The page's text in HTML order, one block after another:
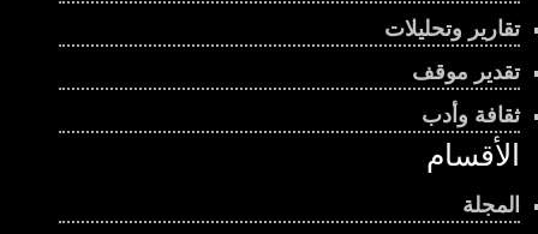
تقارير وتحليلات
تقدير موقف
ثقافة وأدب
الأقسام
المجلة